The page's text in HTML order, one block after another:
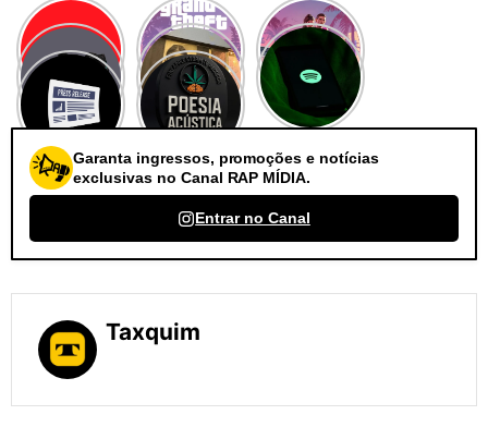
Garanta ingressos, promoções e notícias
exclusivas no Canal RAP MÍDIA.
Entrar no Canal
Taxquim